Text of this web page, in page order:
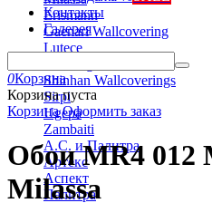
Erismann
Gaenari Wallcovering
Lutece
Shinhan Wallcoverings
Sirpi
Ugepa
Zambaiti
А.С. и Палитра
Артекс
Аспект
Палитра
Контакты
Галерея
0Корзина
Корзина пуста
Корзина Оформить заказ
Обои MR4 012
Milassa